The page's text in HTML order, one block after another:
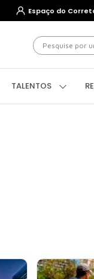
Espaço do
PORTE
TALENTOS